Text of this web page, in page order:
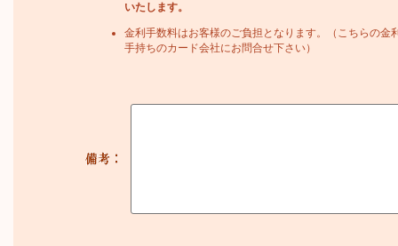
いたします。
金利手数料はお客様のご負担となります。（こちらの金
手持ちのカード会社にお問合せ下さい）